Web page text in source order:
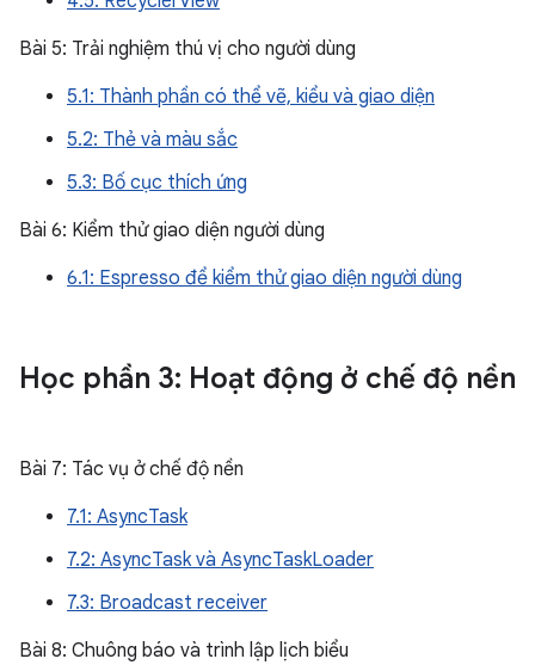
Bài 5: Trải nghiệm thú vị cho người dùng
5.1: Thành phần có thể vẽ, kiểu và giao diện
5.2: Thẻ và màu sắc
5.3: Bố cục thích ứng
Bài 6: Kiểm thử giao diện người dùng
6.1: Espresso để kiểm thử giao diện người dùng
Học phần 3: Hoạt động ở chế độ nền
Bài 7: Tác vụ ở chế độ nền
7.1: AsyncTask
7.2: AsyncTask và AsyncTaskLoader
7.3: Broadcast receiver
Bài 8: Chuông báo và trình lập lịch biểu